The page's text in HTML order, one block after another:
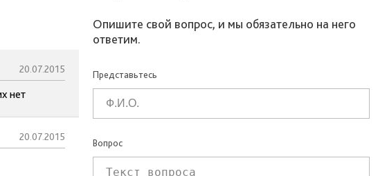
20.07.2015
нет
20.07.2015
Опишите свой вопрос, и мы обязательно на него
ответим.
Представьтесь
Вопрос